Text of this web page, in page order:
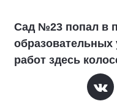
Сад №23 попал в
работ здесь